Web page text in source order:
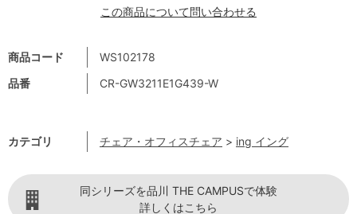
商品コード
WS102178
品番
CR-GW3211E1G439-W
カテゴリ チェア・オフィスチェア > ing イング
この商品について問い合わせる
同シリーズを品川 THE CAMPUSで体験
詳しくはこちら